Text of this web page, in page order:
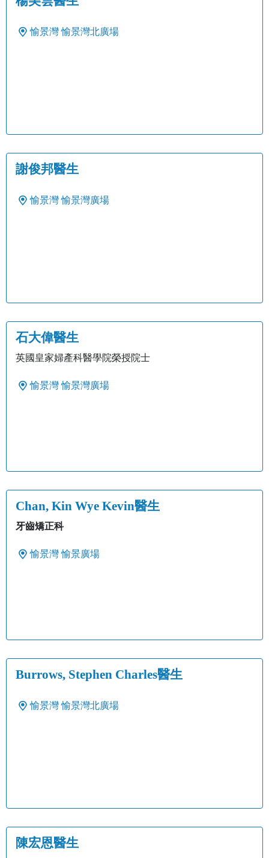
愉景灣 愉景灣北廣場
謝俊邦醫生
愉景灣 愉景灣廣場
石大偉醫生
英國皇家婦產科醫學院榮授院士
愉景灣 愉景灣廣場
Chan, Kin Wye Kevin醫生
牙齒矯正科
愉景灣 愉景廣場
Burrows, Stephen Charles醫生
愉景灣 愉景灣北廣場
陳宏恩醫生